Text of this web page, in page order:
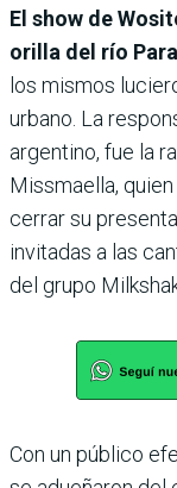
El show de
orilla del río
los mismos
urbano. La
argentino, fue la
Missmaella,
cerrar su
invitadas a las
del grupo
Con un público